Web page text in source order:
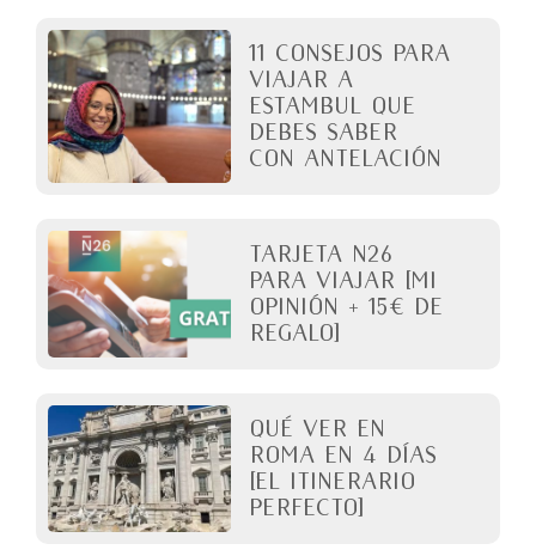
11 Consejos para
viajar a
Estambul que
debes saber
con antelación
Tarjeta N26
para viajar [Mi
opinión + 15€ de
regalo]
QUÉ VER EN
ROMA en 4 días
[El itinerario
perfecto]